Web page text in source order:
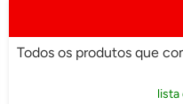
Todos os produtos que
lista